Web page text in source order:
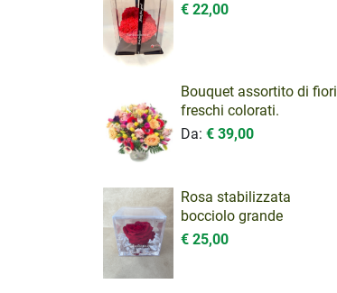
€ 22,00
Bouquet assortito di fiori
freschi colorati.
Da:€ 39,00
Rosa stabilizzata
bocciolo grande
€ 25,00